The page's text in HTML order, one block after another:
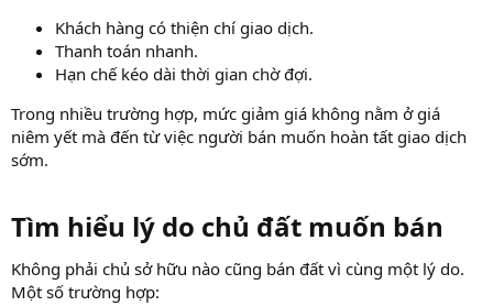
Khách hàng có thiện chí giao dịch.
Thanh toán nhanh.
Hạn chế kéo dài thời gian chờ đợi.
Trong nhiều trường hợp, mức giảm giá không nằm ở giá
niêm yết mà đến từ việc người bán muốn hoàn tất giao dịch
sớm.
Tìm hiểu lý do chủ đất muốn bán​
Không phải chủ sở hữu nào cũng bán đất vì cùng một lý do.
Một số trường hợp: